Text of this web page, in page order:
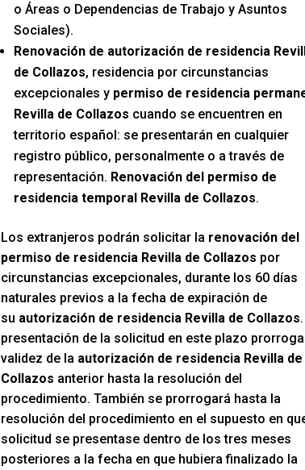
o Áreas o Dependencias de Trabajo y Asuntos
Sociales).
Renovación de autorización de residencia
de Collazos, residencia por circunstancias
excepcionales y permiso de residencia
Revilla de Collazos cuando se encuentren en
territorio español: se presentarán en cualquier
registro público, personalmente o a través de
representación. Renovación del permiso de
residencia temporal Revilla de Collazos.
Los extranjeros podrán solicitar la renovación del
permiso de residencia Revilla de Collazos por
circunstancias excepcionales, durante los 60 días
naturales previos a la fecha de expiración de
su autorización de residencia Revilla de Collazos
presentación de la solicitud en este plazo
validez de la autorización de residencia Revilla de
Collazos anterior hasta la resolución del
procedimiento. También se prorrogará hasta la
resolución del procedimiento en el supuesto en
solicitud se presentase dentro de los tres meses
posteriores a la fecha en que hubiera finalizado la